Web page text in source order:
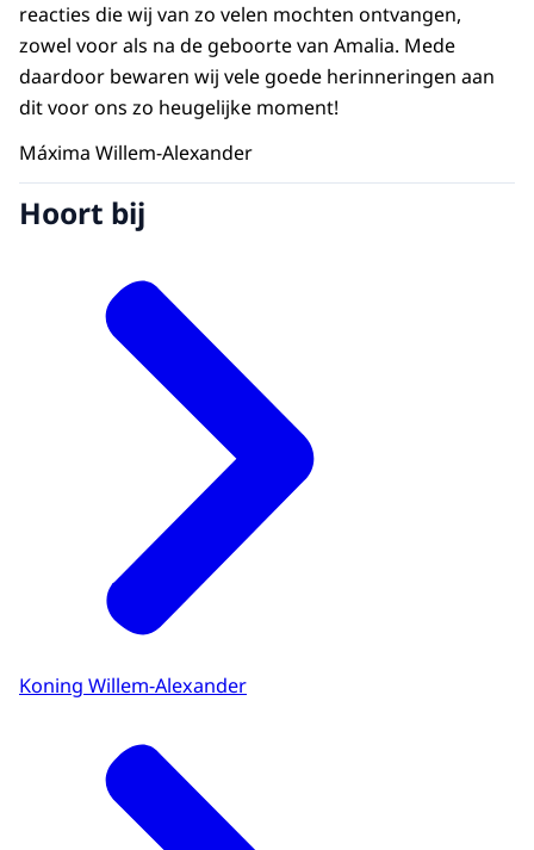
reacties die wij van zo velen mochten ontvangen,
zowel voor als na de geboorte van Amalia. Mede
daardoor bewaren wij vele goede herinneringen aan
dit voor ons zo heugelijke moment!
Máxima Willem-Alexander
Hoort bij
Koning Willem-Alexander